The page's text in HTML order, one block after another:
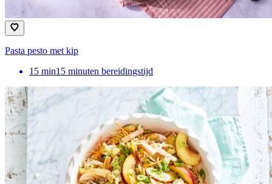
Pasta pesto met kip
15 min15 minuten bereidingstijd